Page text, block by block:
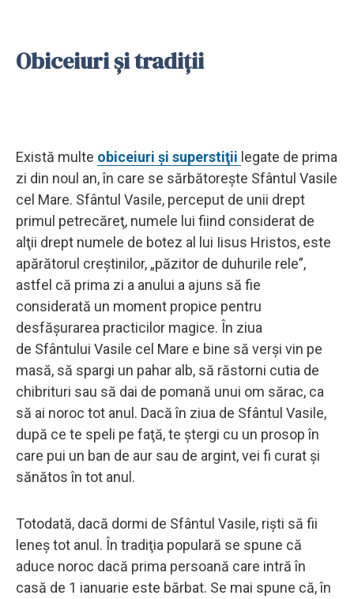
Obiceiuri şi tradiţii
Există multe obiceiuri şi superstiţii legate de prima
zi din noul an, în care se sărbătoreşte Sfântul Vasile
cel Mare. Sfântul Vasile, perceput de unii drept
primul petrecăreţ, numele lui fiind considerat de
alţii drept numele de botez al lui Iisus Hristos, este
apărătorul creştinilor, „păzitor de duhurile rele”,
astfel că prima zi a anului a ajuns să fie
considerată un moment propice pentru
desfăşurarea practicilor magice. În ziua
de Sfântului Vasile cel Mare e bine să verşi vin pe
masă, să spargi un pahar alb, să răstorni cutia de
chibrituri sau să dai de pomană unui om sărac, ca
să ai noroc tot anul. Dacă în ziua de Sfântul Vasile,
după ce te speli pe faţă, te ştergi cu un prosop în
care pui un ban de aur sau de argint, vei fi curat şi
sănătos în tot anul.
Totodată, dacă dormi de Sfântul Vasile, rişti să fii
leneş tot anul. În tradiţia populară se spune că
aduce noroc dacă prima persoană care intră în
casă de 1 ianuarie este bărbat. Se mai spune că, în